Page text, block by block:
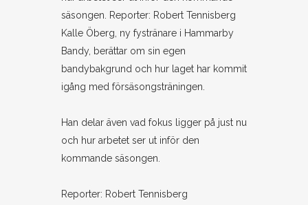
Kalle Öberg, ny fystränare i Hammarby
Bandy, berättar om sin egen
bandybakgrund och hur laget har kommit
igång med försäsongsträningen.
Han delar även vad fokus ligger på just nu
och hur arbetet ser ut inför den
kommande säsongen.
Reporter: Robert Tennisberg